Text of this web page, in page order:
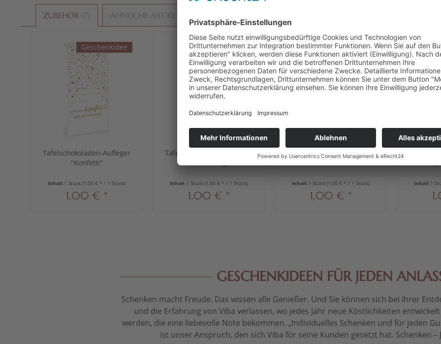
ZUBEHÖR 7 ÄHNLICHE ARTIKEL
Geschenkidee
Tafelschokoladen-Aufleger
"Konfetti"
Inhalt 1 Stück (1,00 € * / 1 Stück)
1,00 € *
Geschenkidee
Tafelschokoladen-Aufleger
Inhalt 1 Stück (1,00 € * / 1 Stück)
1,00 € *
Geschenkidee
Tafelschokoladen-Aufleger
Inhalt 1 Stück (1,00 € * / 1 Stück)
1,00 € *
Inhalt 1
GESCHENKIDEEN FÜR JEDEN
Schenken macht Freude. Das wissen alle Genießer. Und Sie können sich bei Ihrer
und die Erfahrung von Viba verlassen, wo jedes Jahr neue Köstlichkeiten
werden, die eine liebevolle Note bekommen. „Individuelles Schenken und für jeden
ist unser Anspruch, den sich Viba für seine Kunden gesetzt hat. Schenken –